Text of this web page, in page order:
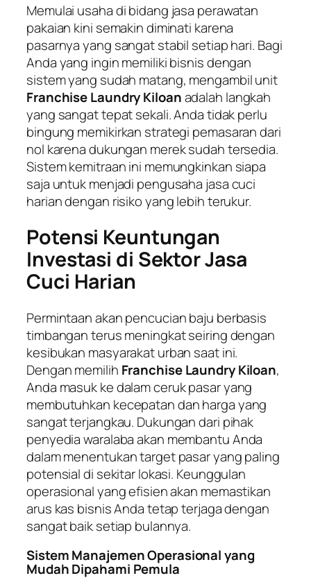
Memulai usaha di bidang jasa perawatan
pakaian kini semakin diminati karena
pasarnya yang sangat stabil setiap hari. Bagi
Anda yang ingin memiliki bisnis dengan
sistem yang sudah matang, mengambil unit
Franchise Laundry Kiloanadalah langkah
yang sangat tepat sekali. Anda tidak perlu
bingung memikirkan strategi pemasaran dari
nol karena dukungan merek sudah tersedia.
Sistem kemitraan ini memungkinkan siapa
saja untuk menjadi pengusaha jasa cuci
harian dengan risiko yang lebih terukur.
Potensi Keuntungan
Investasi di Sektor Jasa
Cuci Harian
Permintaan akan pencucian baju berbasis
timbangan terus meningkat seiring dengan
kesibukan masyarakat urban saat ini.
Dengan memilih Franchise Laundry Kiloan,
Anda masuk ke dalam ceruk pasar yang
membutuhkan kecepatan dan harga yang
sangat terjangkau. Dukungan dari pihak
penyedia waralaba akan membantu Anda
dalam menentukan target pasar yang paling
potensial di sekitar lokasi. Keunggulan
operasional yang efisien akan memastikan
arus kas bisnis Anda tetap terjaga dengan
sangat baik setiap bulannya.
Sistem Manajemen Operasional yang
Mudah Dipahami Pemula